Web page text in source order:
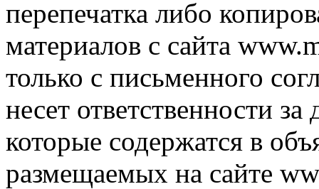
перепечатка либо
материалов с сайта
только с письменного
несет ответственности
которые содержатся в
размещаемых на сайте